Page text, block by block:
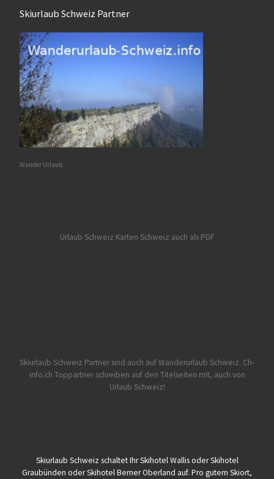
Skiurlaub Schweiz Partner
Wander Urlaub
Urlaub Schweiz Karten Schweiz auch als PDF
Skiurlaub Schweiz Partner sind auch auf Wanderurlaub Schweiz. Ch-
info.ch Toppartner schreiben auf den Titelseiten mit, auch von
Urlaub Schweiz!
Skiurlaub Schweiz schaltet Ihr Skihotel Wallis oder Skihotel
Graubünden oder Skihotel Berner Oberland auf. Pro gutem Skiort,